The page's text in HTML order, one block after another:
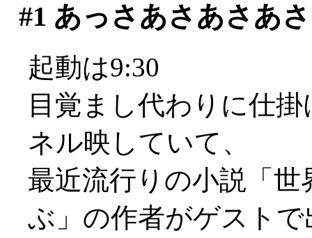
#1 あっさあさあさあ
起動は9:30
目覚まし代わりに仕
ネル映していて、
最近流行りの小説「
ぶ」の作者がゲスト